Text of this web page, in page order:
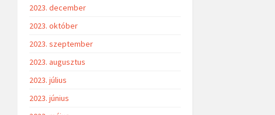
2023. december
2023. október
2023. szeptember
2023. augusztus
2023. július
2023. június